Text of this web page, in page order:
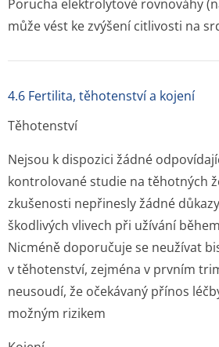
Porucha elektrolytové rovnováhy
může vést ke zvýšení citlivosti na
4.6 Fertilita, těhotenství a kojení
Těhotenství
Nejsou k dispozici žádné
kontrolované studie na těhotných
zkušenosti nepřinesly žádné
škodlivých vlivech při užívání
Nicméně doporučuje se neužívat
v těhotenství, zejména v prvním
neusoudí, že očekávaný přínos
možným rizikem